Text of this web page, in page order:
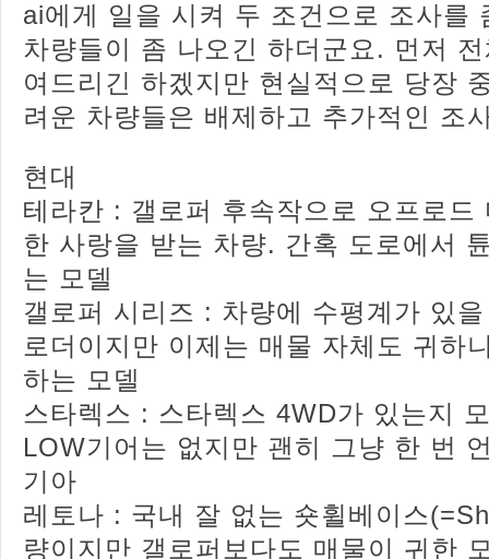
ai에게 일을 시켜 두 조건으로 조사를
차량들이 좀 나오긴 하더군요. 먼저
여드리긴 하겠지만 현실적으로 당장
려운 차량들은 배제하고 추가적인 조
현대
테라칸 : 갤로퍼 후속작으로 오프로드
한 사랑을 받는 차량. 간혹 도로에서
는 모델
갤로퍼 시리즈 : 차량에 수평계가 있
로더이지만 이제는 매물 자체도 귀하
하는 모델
스타렉스 : 스타렉스 4WD가 있는지
LOW기어는 없지만 괜히 그냥 한 번
기아
레토나 : 국내 잘 없는 숏휠베이스
량이지만 갤로퍼보다도 매물이 귀한